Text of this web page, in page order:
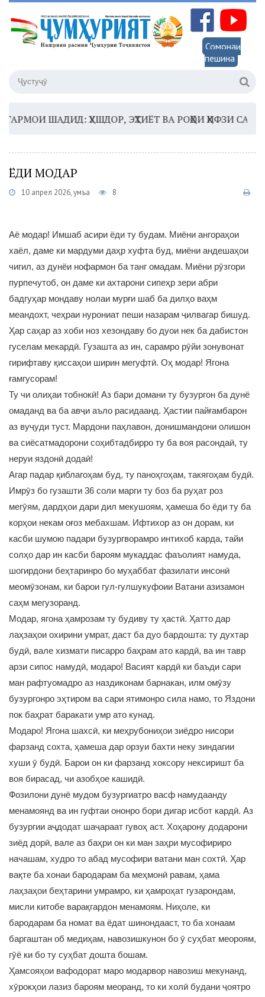
Сомонаи
пешина
ШАДИД: ҲУШДОР, ЭҲТИЁТ ВА РОҲҲОИ ҲИФЗИ
ЁДИ МОДАР
10 апрел 2026, Ҷумъа 8
Аё модар! Имшаб асири ёди ту будам. Миёни ангораҳои
хаёл, даме ки мардуми даҳр хуфта буд, миёни андешаҳои
чигил, аз дунёи нофармон ба танг омадам. Миёни рӯзгори
пурпечутоб, он даме ки ахтарони сипеҳр зери абри
бадгуҳар мондаву нолаи мурғи шаб ба дилҳо ваҳм
меандохт, чеҳраи нурониат пеши назарам ҷилвагар бишуд.
Ҳар саҳар аз хоби ноз хезондаву бо дуои нек ба дабистон
гуселам мекардӣ. Гузашта аз ин, сарамро рӯйи зонувонат
гирифтаву қиссаҳои ширин мегуфтӣ. Оҳ модар! Ягона
ғамгусорам!
Ту чи олиҳаи тобнокӣ! Аз бари домани ту бузургон ба дунё
омаданд ва ба авҷи аъло расидаанд. Ҳастии пайғамбарон
аз вуҷуди туст. Мардони паҳлавон, донишмандони олишон
ва сиёсатмадорони соҳибтадбирро ту ба воя расондаӣ, ту
неруи яздонӣ додаӣ!
Агар падар қиблагоҳам буд, ту паноҳгоҳам, такягоҳам будӣ.
Имрӯз бо гузашти 36 соли марги ту боз ба руҳат роз
мегӯям, дардҳои дари дил мекушоям, ҳамеша бо ёди ту ба
корҳои некам оғоз мебахшам. Ифтихор аз он дорам, ки
касби шумою падари бузургворамро интихоб карда, тайи
солҳо дар ин касби бароям мукаддас фаъолият намуда,
шогирдони беҳтаринро бо муҳаббат фазилати инсонӣ
меомӯзонам, ки барои гул-гулшукуфоии Ватани азизамон
саҳм мегузоранд.
Модар, ягона ҳамрозам ту будиву ту ҳастӣ. Ҳатто дар
лаҳзаҳои охирини умрат, даст ба дуо бардошта: ту духтар
будӣ, вале хизмати писарро баҳрам ато кардӣ, ва ин тавр
арзи сипос намудӣ, модаро! Васият кардӣ ки баъди сари
ман рафтуомадро аз наздиконам барнакан, илм омӯзу
бузургонро эҳтиром ва сари ятимонро сила намо, то Яздони
пок баҳрат баракати умр ато кунад.
Модаро! Ягона шахсӣ, ки меҳрубониҳои зиёдро нисори
фарзанд сохта, ҳамеша дар орзуи бахти неку зиндагии
хуши ӯ будӣ. Барои он ки фарзанд хоксору нексиришт ба
воя бирасад, чи азобҳое кашидӣ.
Фозилони дунё мудом бузургиатро васф намудаанду
менамоянд ва ин гуфтаи ононро бори дигар исбот кардӣ. Аз
бузургии аҷдодат шаҷараат гувоҳ аст. Хоҳарону додарони
зиёд дорӣ, вале аз баҳри он ки ман заҳри мусофириро
начашам, худро то абад мусофири ватани ман сохтӣ. Ҳар
вақте ба хонаи бародарам ба меҳмонӣ равам, ҳама
лаҳзаҳои беҳтарини умрамро, ки ҳамроҳат гузарондам,
мисли китобе варақгардон менамоям. Ниҳоле, ки
бародарам ба номат ва ёдат шинондааст, то ба хонаам
баргаштан об медиҳам, навозишкунон бо ӯ суҳбат меороям,
гӯё ки бо ту суҳбат дошта бошам.
Ҳамсояҳои вафодорат маро модарвор навозиш мекунанд,
хӯрокҳои лазиз бароям меоранд, то ки холӣ будани ҷоятро